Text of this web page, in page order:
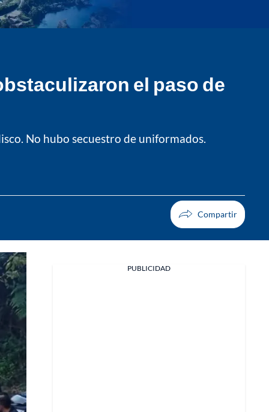
el paso de
No hubo secuestro de uniformados.
PUBLICIDAD